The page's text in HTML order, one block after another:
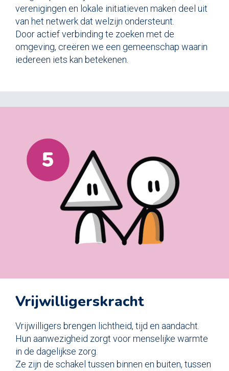
verenigingen en lokale initiatieven maken deel uit
van het netwerk dat welzijn ondersteunt.
Door actief verbinding te zoeken met de
omgeving, creëren we een gemeenschap waarin
iedereen iets kan betekenen.
Vrijwilligerskracht
Vrijwilligers brengen lichtheid, tijd en aandacht.
Hun aanwezigheid zorgt voor menselijke warmte
in de dagelijkse zorg.
Ze zijn de schakel tussen binnen en buiten, tussen